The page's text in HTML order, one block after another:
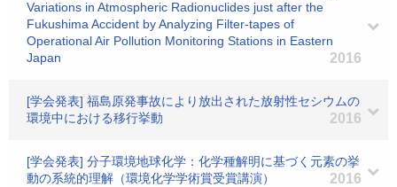
Variations in Atmospheric Radionuclides just after the
Fukushima Accident by Analyzing Filter-tapes of
Operational Air Pollution Monitoring Stations in Eastern
Japan
2016
[学会発表] 福島原発事故により放出された放射性セシウムの
環境中における移行挙動
2016
[学会発表] 分子環境地球化学：化学種解明に基づく元素の挙
動の系統的理解（環境化学学術賞受賞講演）
2016